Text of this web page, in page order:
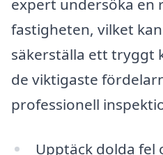
expert undersöka en
fastigheten, vilket
säkerställa ett tryggt
de viktigaste
professionell
Upptäck dolda fel